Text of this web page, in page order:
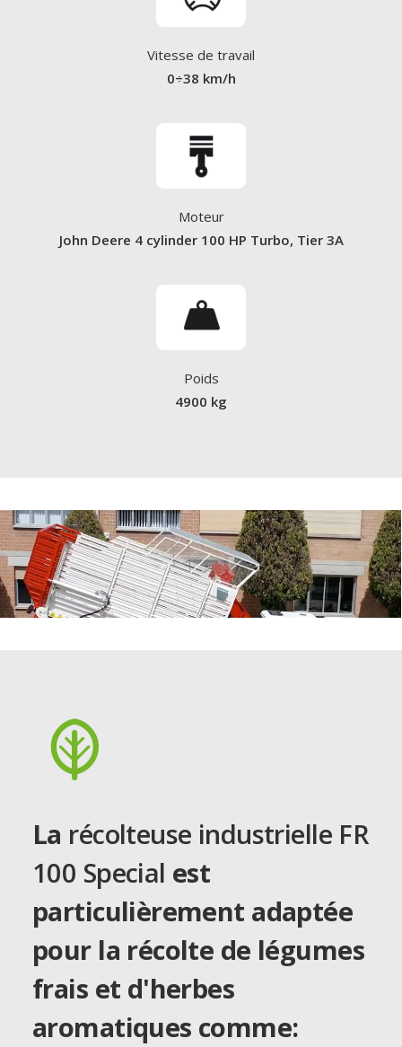
Vitesse de travail
0÷38 km/h
Moteur
John Deere 4 cylinder 100 HP Turbo, Tier 3A
Poids
4900 kg
La récolteuse industrielle FR
100 Special est
particulièrement adaptée
pour la récolte de légumes
frais et d'herbes
aromatiques comme: